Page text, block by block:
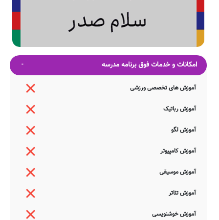
امکانات و خدمات فوق برنامه مدرسه
آموزش های تخصصی ورزشی
آموزش رباتیک
آموزش لگو
آموزش کامپیوتر
آموزش موسیقی
آموزش تئاتر
آموزش خوشنویسی